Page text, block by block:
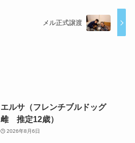
メル正式譲渡
エルサ（フレンチブルドッグ
雌 推定12歳）
2026年8月6日